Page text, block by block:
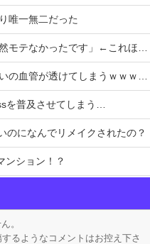
唯一無二だった
です」←これほんまかぁ？w w w w w w w w
けてしまうｗｗｗwｗｗｗｗｗｗｗｗ
を普及させてしまう…
のになんでリメイクされたの？
ンション！？
ィション完成させました」←これｗｗｗｗ
スピンオフってなんかある？
。
るようなコメントはお控え下さ